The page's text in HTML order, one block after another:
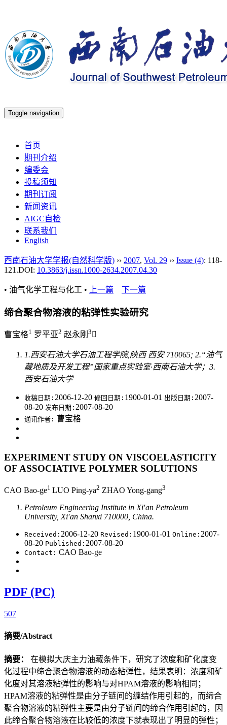
Toggle navigation
首页
期刊介绍
编委会
投稿须知
期刊订阅
新闻资讯
AIGC自检
联系我们
English
西南石油大学学报(自然科学版) ›› 2007, Vol. 29 ›› Issue (4): 118-
121.DOI: 10.3863/j.issn.1000-2634.2007.04.30
• 油气化学工程与化工 • 上一篇 下一篇
缔合聚合物溶液的粘弹性实验研究
曹宝格1 罗平亚2 赵永刚 3 
1.西安石油大学石油工程学院,陕西 西安 710065; 2.“油气
藏地质及开发工程”国家重点实验室·西南石油大学；3.
西安石油大学
收稿日期: 2006-12-20 修回日期: 1900-01-01 出版日期: 2007-
08-20 发布日期: 2007-08-20
通讯作者: 曹宝格
EXPERIMENT STUDY ON VISCOELASTICITY
OF ASSOCIATIVE POLYMER SOLUTIONS
CAO Bao-ge1 LUO Ping-ya2 ZHAO Yong-gang3
Petroleum Engineering Institute in Xi′an Petroleum
University, Xi′an Shanxi 710000, China.
Received: 2006-12-20 Revised: 1900-01-01 Online: 2007-
08-20 Published: 2007-08-20
Contact: CAO Bao-ge
PDF (PC)
507
摘要/Abstract
摘要： 在模拟大庆主力油藏条件下，研究了浓度和矿化度变
化过程中缔合聚合物溶液的动态粘弹性，结果表明：浓度和矿
化度对其溶液粘弹性的影响与对HPAM溶液的影响相同；
HPAM溶液的粘弹性是由分子链间的缠结作用引起的，而缔合
聚合物溶液的粘弹性主要是由分子链间的缔合作用引起的，因
此缔合聚合物溶液在比较低的浓度下就表现出了明显的弹性；